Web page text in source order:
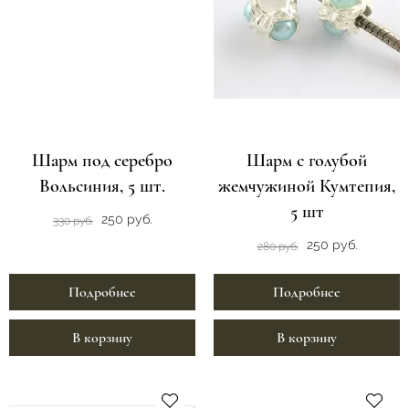
Шарм под серебро
Вольсиния, 5 шт.
330 руб. 250 руб.
Подробнее
В корзину
Шарм с голубой
жемчужиной Кумтепия,
5 шт
280 руб. 250 руб.
Подробнее
В корзину